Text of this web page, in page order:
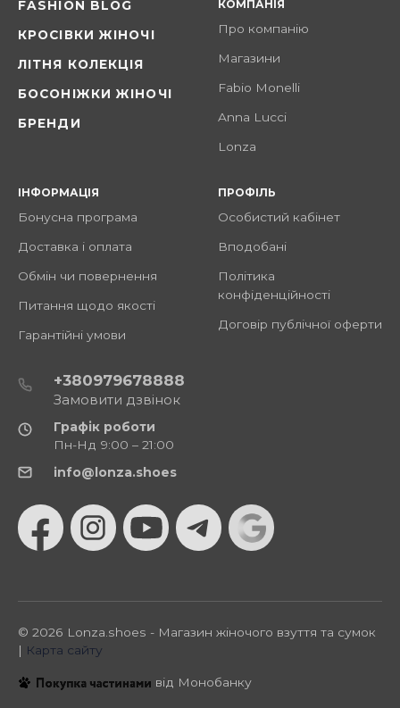
FASHION BLOG
КРОСІВКИ ЖІНОЧІ
ЛІТНЯ КОЛЕКЦІЯ
БОСОНІЖКИ ЖІНОЧІ
БРЕНДИ
КОМПАНІЯ
Про компанію
Магазини
Fabio Monelli
Anna Lucci
Lonza
ІНФОРМАЦІЯ
Бонусна програма
Доставка і оплата
Обмін чи повернення
Питання щодо якості
Гарантійні умови
ПРОФІЛЬ
Особистий кабінет
Вподобані
Політика
конфіденційності
Договір публічної оферти
+380979678888
Замовити дзвінок
Графік роботи
Пн-Нд 9:00 – 21:00
info@lonza.shoes
© 2026 Lonza.shoes - Магазин жіночого взуття та сумок
| Карта сайту
від Монобанку